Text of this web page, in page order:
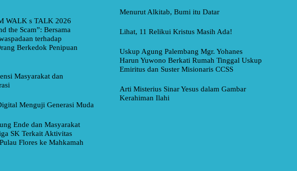
WALK s TALK 2026
the Scam”: Bersama
terhadap
Berkedok Penipuan
Masyarakat dan
Menguji Generasi Muda
Ende dan Masyarakat
SK Terkait Aktivitas
Flores ke Mahkamah
Menurut Alkitab, Bumi itu Datar
Lihat, 11 Relikui Kristus Masih Ada!
Uskup Agung Palembang Mgr. Yohanes
Harun Yuwono Berkati Rumah Tinggal Uskup
Emiritus dan Suster Misionaris CCSS
Arti Misterius Sinar Yesus dalam Gambar
Kerahiman Ilahi